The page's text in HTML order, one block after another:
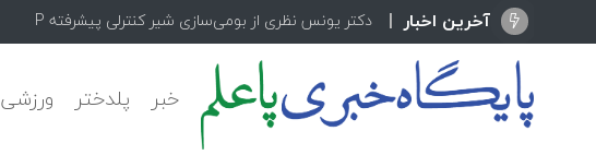
آخرین اخبار دکتر یونس نظری از بومی‌سازی شیر کنترلی پیشرفته Pars Camflex خبر داد
خبر پلدختر ورزشی